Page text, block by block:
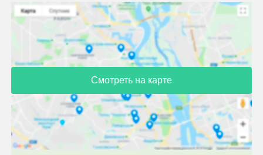
Смотреть на карте